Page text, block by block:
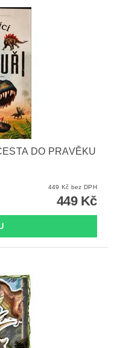
DO PRAVĚKU
449 Kč bez DPH
449 Kč